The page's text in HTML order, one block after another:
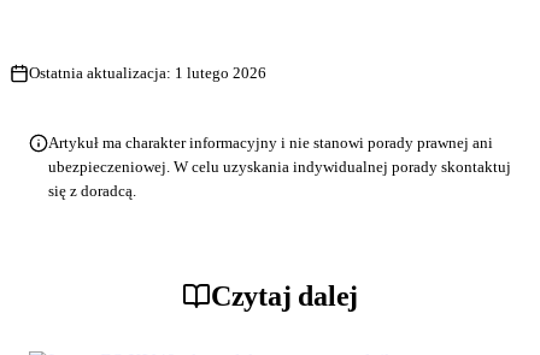
Ostatnia aktualizacja: 1 lutego 2026
Artykuł ma charakter informacyjny i nie stanowi porady prawnej ani
ubezpieczeniowej. W celu uzyskania indywidualnej porady skontaktuj
się z doradcą.
Czytaj dalej